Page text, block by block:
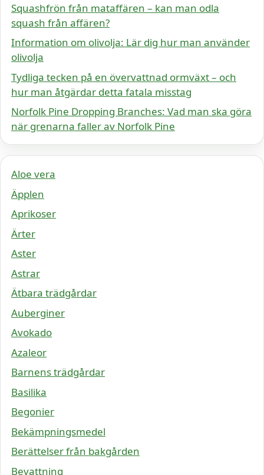
Squashfrön från mataffären – kan man odla
squash från affären?
Information om olivolja: Lär dig hur man använder
olivolja
Tydliga tecken på en övervattnad ormväxt – och
hur man åtgärdar detta fatala misstag
Norfolk Pine Dropping Branches: Vad man ska göra
när grenarna faller av Norfolk Pine
Aloe vera
Äpplen
Aprikoser
Ärter
Aster
Astrar
Ätbara trädgårdar
Auberginer
Avokado
Azaleor
Barnens trädgårdar
Basilika
Begonier
Bekämpningsmedel
Berättelser från bakgården
Bevattning